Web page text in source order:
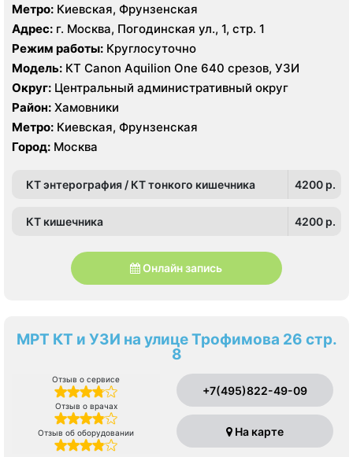
Метро: Киевская, Фрунзенская
Адрес: г. Москва, Погодинская ул., 1, стр. 1
Режим работы: Круглосуточно
Модель: КТ Canon Aquilion One 640 срезов, УЗИ
Округ: Центральный административный округ
Район: Хамовники
Метро: Киевская, Фрунзенская
Город: Москва
КТ энтерография / КТ тонкого кишечника 4200 p.
КТ кишечника 4200 p.
Онлайн запись
МРТ КТ и УЗИ на улице Трофимова 26 стр.
8
Отзыв о сервисе
Отзыв о врачах
Отзыв об оборудовании
+7(495)822-49-09
На карте